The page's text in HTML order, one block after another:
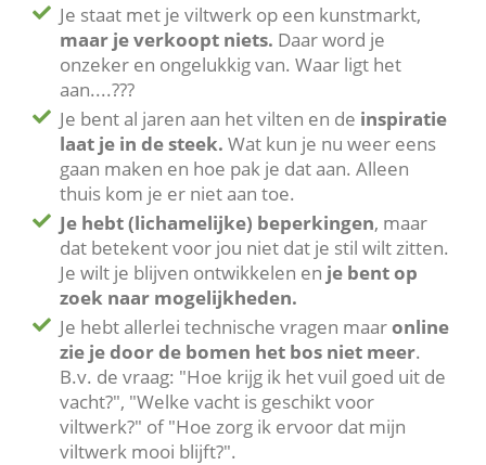
Je staat met je viltwerk op een kunstmarkt,
maar je verkoopt niets. Daar word je
onzeker en ongelukkig van. Waar ligt het
aan....???
Je bent al jaren aan het vilten en de inspiratie
laat je in de steek. Wat kun je nu weer eens
gaan maken en hoe pak je dat aan. Alleen
thuis kom je er niet aan toe.
Je hebt (lichamelijke) beperkingen, maar
dat betekent voor jou niet dat je stil wilt zitten.
Je wilt je blijven ontwikkelen en je bent op
zoek naar mogelijkheden.
Je hebt allerlei technische vragen maaronline
zie je door de bomen het bos niet meer.
B.v. de vraag: "Hoe krijg ik het vuil goed uit de
vacht?", "Welke vacht is geschikt voor
viltwerk?" of "Hoe zorg ik ervoor dat mijn
viltwerk mooi blijft?".